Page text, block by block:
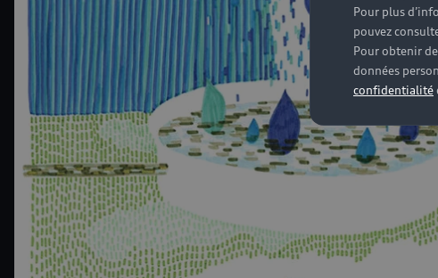
Pour plus
pouvez
Pour obtenir
données
confidentialité